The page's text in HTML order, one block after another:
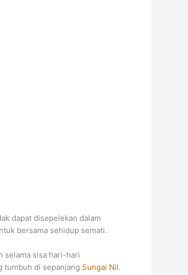
dapat disepelekan dalam
bersama sehidup semati.
selama sisa hari-hari
tumbuh di sepanjang Sungai Nil.